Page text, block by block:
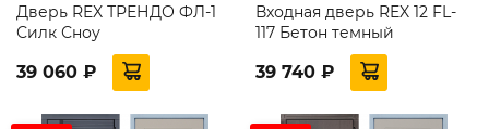
Дверь REX ТРЕНДО ФЛ-1
Силк Сноу
39 060 ₽
Входная дверь REX 12 FL-
117 Бетон темный
39 740 ₽